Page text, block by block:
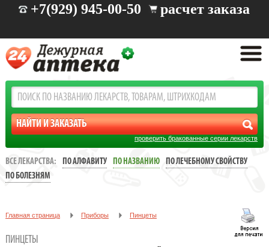
+7(929) 945-00-50 расчет заказа
проверить бракованные серии лекарств
ВСЕ ЛЕКАРСТВА: ПО АЛФАВИТУ ПО НАЗВАНИЮ
ПО ЛЕЧЕБНОМУ СВОЙСТВУ
ПО БОЛЕЗНЯМ
Главная страница Приборы Пинцеты
ПИНЦЕТЫ